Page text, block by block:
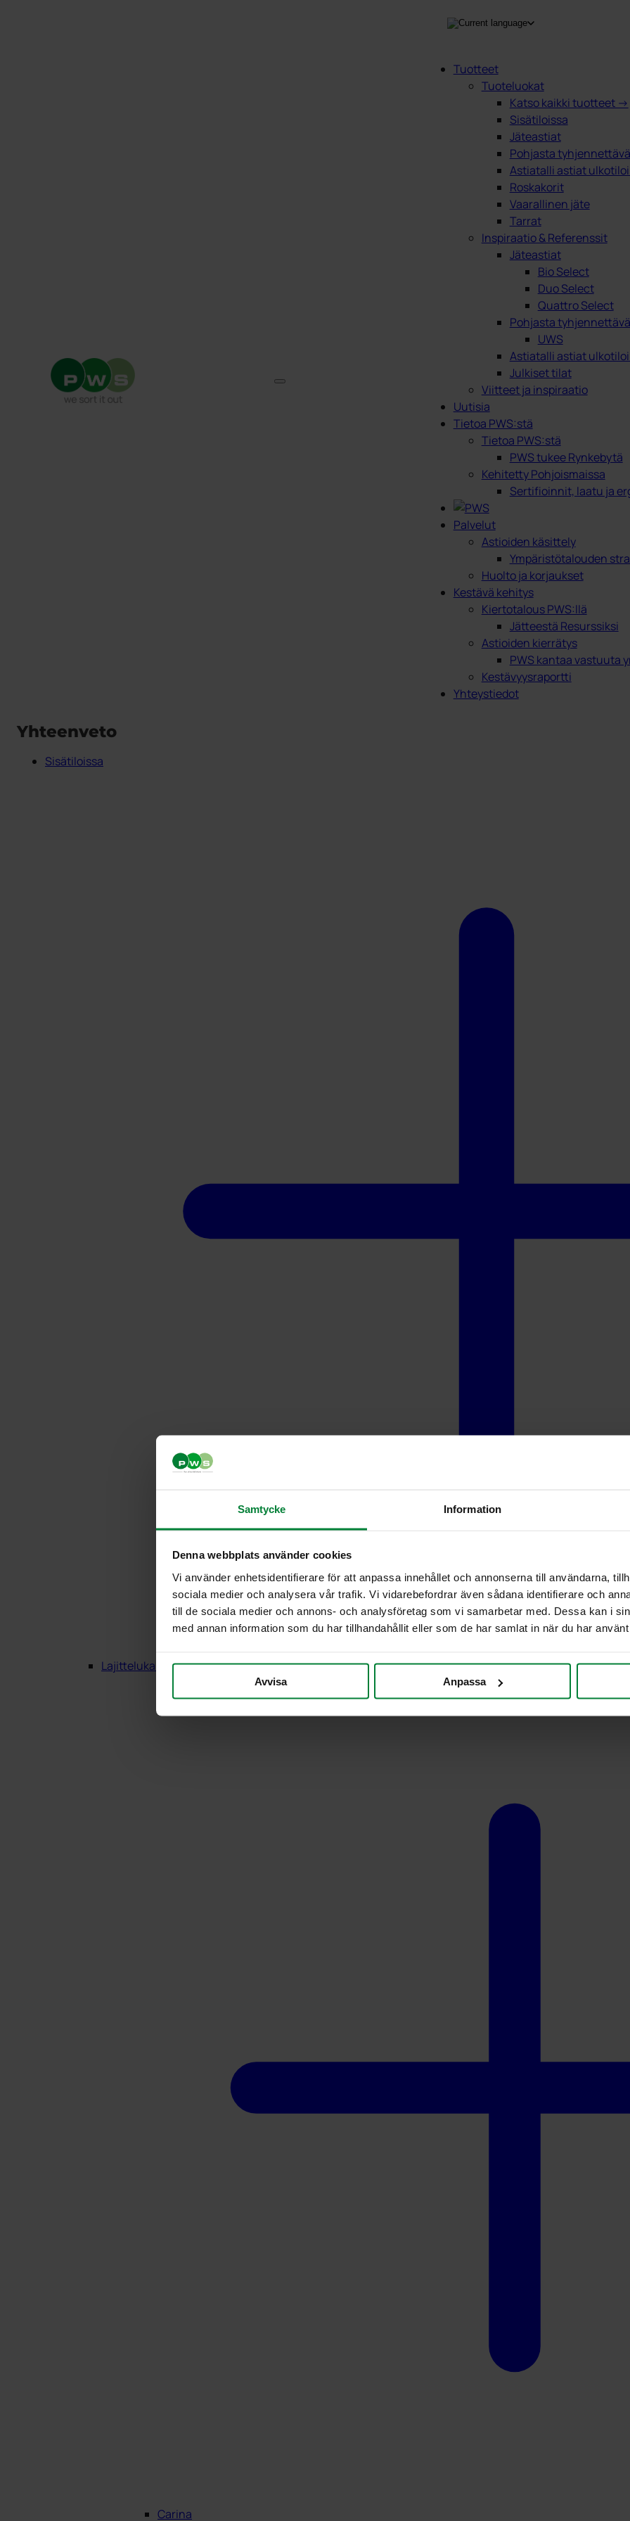
Samtycke Information
Denna webbplats använder cookies
Vi använder enhetsidentifierare för att anpassa innehållet och annonserna till användarna,
sociala medier och analysera vår trafik. Vi vidarebefordrar även sådana identifierare och
till de sociala medier och annons- och analysföretag som vi samarbetar med. Dessa kan i
med annan information som du har tillhandahållit eller som de har samlat in när du har
Avvisa Anpassa
Tuotteet
Tuoteluokat
Katso kaikki tuotteet →
Sisätiloissa
Jäteastiat
Pohjasta
Astiatalli astiat
Roskakorit
Vaarallinen jäte
Tarrat
Inspiraatio & Referenssit
Jäteastiat
Bio Select
Duo Select
Quattro Select
Pohjasta
UWS
Astiatalli astiat
Julkiset tilat
Viitteet ja inspiraatio
Uutisia
Tietoa PWS:stä
Tietoa PWS:stä
PWS tukee Rynkebytä
Kehitetty Pohjoismaissa
Sertifioinnit, laatu ja
Palvelut
Astioiden käsittely
Ympäristötalouden
Huolto ja korjaukset
Kestävä kehitys
Kiertotalous PWS:llä
Jätteestä Resurssiksi
Astioiden kierrätys
PWS kantaa vastuuta
Kestävyysraportti
Yhteystiedot
Yhteenveto
Sisätiloissa
Lajittelukalusteet Puu
Carina